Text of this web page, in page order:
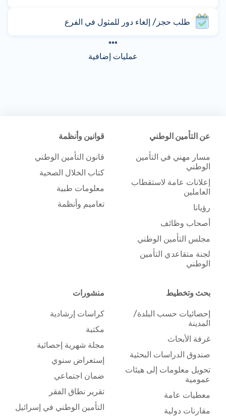
طلب حجز/ إلغاء دور للمثول في الفرع
عمليات إضافية
عن التأمين الوطني
مسار مهني في التأمين
الوطني
إعلانات عامة لاستقطاب
العاملين
رؤيانا
أصحاب وظائف
مجلس التأمين الوطني
لجنة متقاعدي التأمين
الوطني
قوانين وأنظمة
قانون التأمين الوطني
كتاب الخلال الصحية
معلومات طبية
تعاميم وأنظمة
بحث وتخطيط
إحصائيات حسب البلدة/
المدينة
غرفة الأبحاث
صندوق الدراسات البحثية
تحويل معلومات إلى هيئات
عمومية
معطيات عامة
مقارنات دولية
منشورات
كراسات إرشادية
مكتبة
مجلة شهرية إحصائية
إستعراض سنوي
ضمان اجتماعي
تقرير نطاق الفقر
التأمين الوطني في إسرائيل